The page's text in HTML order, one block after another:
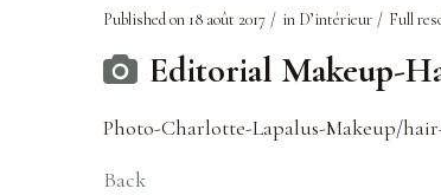
Published on 18 août 2017 in D’intérieur Full
Editorial Makeup-
Photo-Charlotte-Lapalus-Makeup/
Back